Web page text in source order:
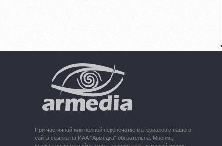
При частичной или полной перепечатке материалов с нашего
сайта ссылка на ИАА "Армедиа" обязательна. Мнения,